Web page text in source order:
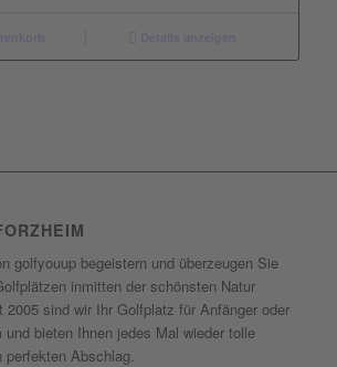
golfyouup begeistern und überzeugen Sie
inmitten der schönsten Natur
sind wir Ihr Golfplatz für Anfänger oder
bieten Ihnen jedes Mal wieder tolle
Abschlag.